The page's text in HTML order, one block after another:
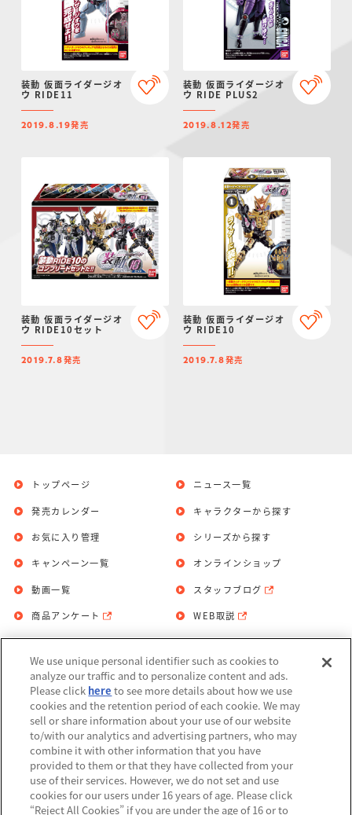
装動 仮面ライダージオ
ウ RIDE11
2019.8.19発売
装動 仮面ライダージオ
ウ RIDE PLUS2
2019.8.12発売
装動 仮面ライダージオ
ウ RIDE10セット
2019.7.8発売
装動 仮面ライダージオ
ウ RIDE10
2019.7.8発売
トップページ
発売カレンダー
お気に入り管理
ニュース一覧
キャラクターから探す
シリーズから探す
キャンペーン一覧
動画一覧
商品アンケート
オンラインショップ
スタッフブログ
WEB取説
お問い合わせ 個人情報保護方針
利用規約
Do Not Sell or Share My Personal
Information
アレルギー情報
We use unique personal identifier such as cookies to
analyze our traffic and to personalize content and ads.
Please click here to see more details about how we use
cookies and the retention period of each cookie. We may
sell or share information about your use of our website
to/with our analytics and advertising partners, who may
combine it with other information that you have
provided to them or that they have collected from your
use of their services. However, we do not set and use
cookies for our users under 16 years of age. Please click
“Reject All Cookies” if you are under the age of 16 or to